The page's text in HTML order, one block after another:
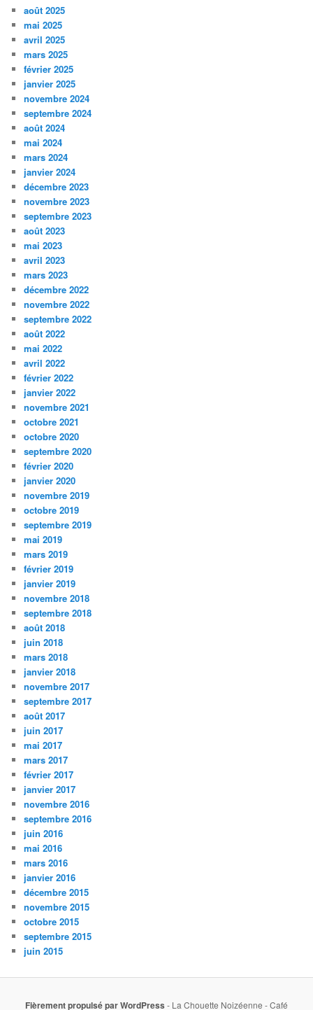
août 2025
mai 2025
avril 2025
mars 2025
février 2025
janvier 2025
novembre 2024
septembre 2024
août 2024
mai 2024
mars 2024
janvier 2024
décembre 2023
novembre 2023
septembre 2023
août 2023
mai 2023
avril 2023
mars 2023
décembre 2022
novembre 2022
septembre 2022
août 2022
mai 2022
avril 2022
février 2022
janvier 2022
novembre 2021
octobre 2021
octobre 2020
septembre 2020
février 2020
janvier 2020
novembre 2019
octobre 2019
septembre 2019
mai 2019
mars 2019
février 2019
janvier 2019
novembre 2018
septembre 2018
août 2018
juin 2018
mars 2018
janvier 2018
novembre 2017
septembre 2017
août 2017
juin 2017
mai 2017
mars 2017
février 2017
janvier 2017
novembre 2016
septembre 2016
juin 2016
mai 2016
mars 2016
janvier 2016
décembre 2015
novembre 2015
octobre 2015
septembre 2015
juin 2015
Fièrement propulsé par WordPress - La Chouette Noizéenne - Café